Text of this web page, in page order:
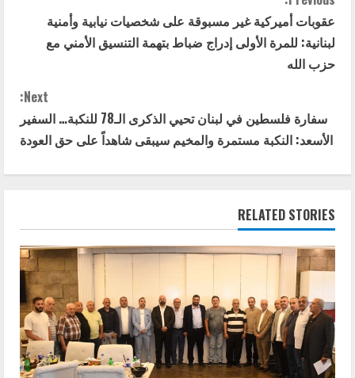
o
n
n
u
e
R
e
a
d
عقوبات أميركية غير مسبوقة على شخصيات نيابية وأمنية
لبنانية: للمرة الأولى إدراج ضباط بتهمة التنسيق الأمني مع
حزب الله
Next:
سفارة فلسطين في لبنان تحيي الذكرى الـ78 للنكبة… السفير
الأسعد: النكبة مستمرة والمخيم سيبقى شاهداً على حق العودة
RELATED STORIES